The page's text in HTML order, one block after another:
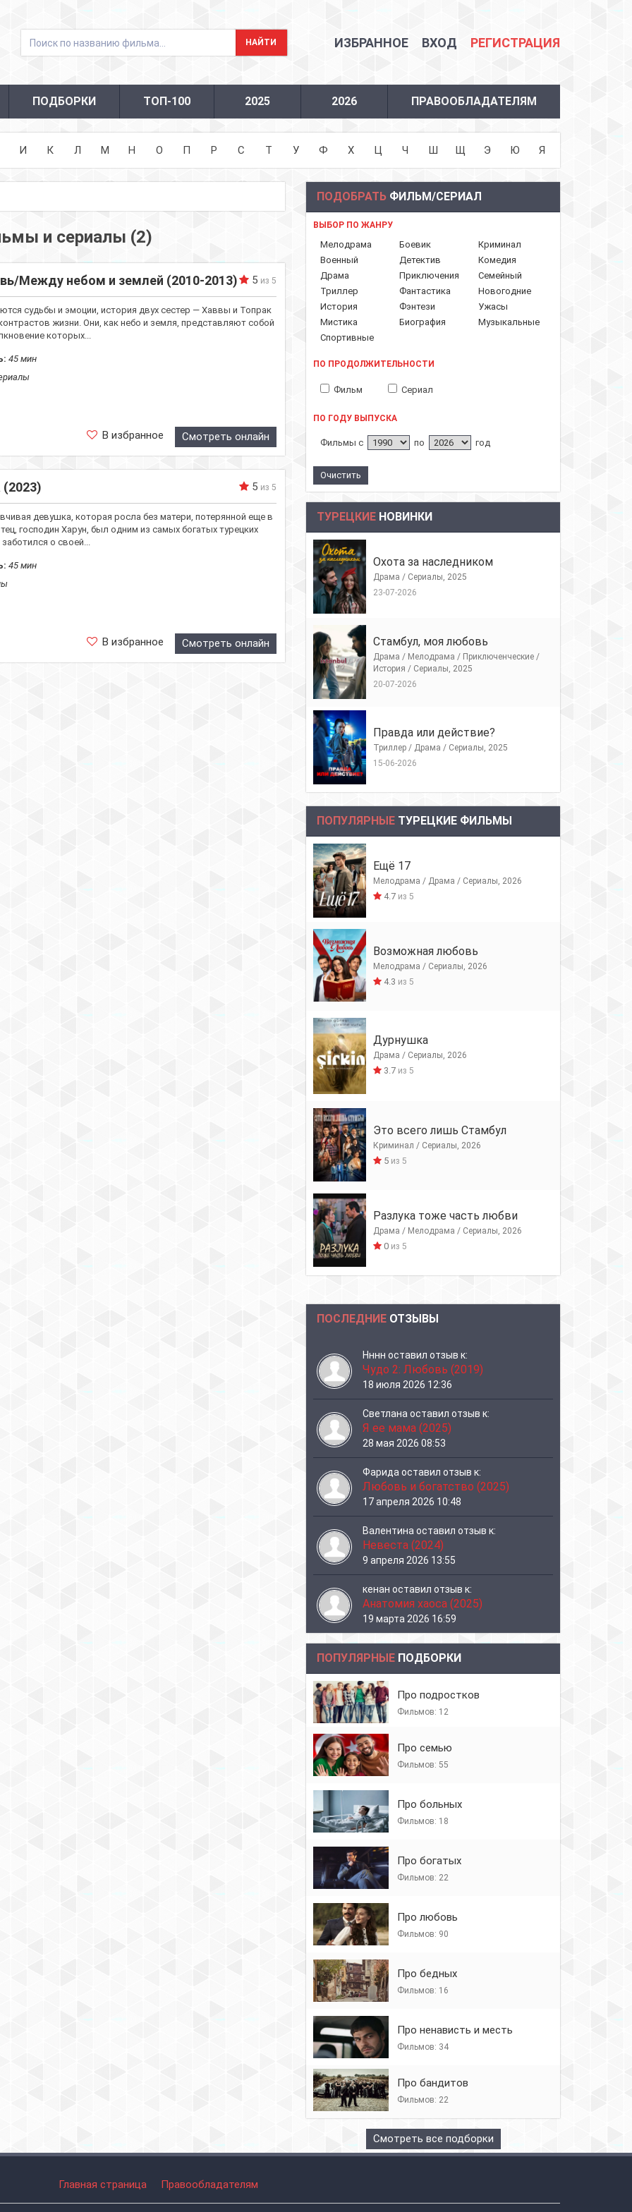
ИЗБРАННОЕ ВХОД РЕГИСТРАЦИЯ
ПОДБОРКИ ТОП-100 2025 2026 ПРАВООБЛАДАТЕЛЯМ
И К Л М Н О П Р С Т У Ф Х Ц Ч Ш Щ Э Ю Я
и сериалы (2)
Между небом и землей (2010-2013) 5 из 5
судьбы и эмоции, история двух сестер — Хаввы и Топрак
жизни. Они, как небо и земля, представляют собой
которых...
45 мин
В избранное Смотреть онлайн
5 из 5
девушка, которая росла без матери, потерянной еще в
господин Харун, был одним из самых богатых турецких
о своей...
45 мин
В избранное Смотреть онлайн
ПОДОБРАТЬ ФИЛЬМ/СЕРИАЛ
ВЫБОР ПО ЖАНРУ
Мелодрама Боевик
Криминал
Военный
Детектив
Комедия
Драма
Приключения
Семейный
Триллер
Фантастика
Новогодние
История
Фэнтези
Ужасы
Мистика
Биография
Музыкальные
Спортивные
ПО ПРОДОЛЖИТЕЛЬНОСТИ
Фильм Сериал
ПО ГОДУ ВЫПУСКА
Фильмы с по год
ТУРЕЦКИЕ НОВИНКИ
Охота за наследником
Драма / Сериалы, 2025
23-07-2026
Стамбул, моя любовь
Драма / Мелодрама / Приключенческие /
История / Сериалы, 2025
20-07-2026
Правда или действие?
Триллер / Драма / Сериалы, 2025
15-06-2026
ПОПУЛЯРНЫЕ ТУРЕЦКИЕ ФИЛЬМЫ
Ещё 17
Мелодрама / Драма / Сериалы, 2026
4.7из 5
Возможная любовь
Мелодрама / Сериалы, 2026
4.3 из 5
Дурнушка
Драма / Сериалы, 2026
3.7из 5
Это всего лишь Стамбул
Криминал / Сериалы, 2026
5из 5
Разлука тоже часть любви
Драма / Мелодрама / Сериалы, 2026
0из 5
ПОСЛЕДНИЕ ОТЗЫВЫ
Нннн оставил отзыв к:
Чудо 2: Любовь (2019)
18 июля 2026 12:36
Светлана оставил отзыв к:
Я ее мама (2025)
28 мая 2026 08:53
Фарида оставил отзыв к:
Любовь и богатство (2025)
17 апреля 2026 10:48
Валентина оставил отзыв к:
Невеста (2024)
9 апреля 2026 13:55
кенан оставил отзыв к:
Анатомия хаоса (2025)
19 марта 2026 16:59
ПОПУЛЯРНЫЕ ПОДБОРКИ
Про подростков
Фильмов: 12
Про семью
Фильмов: 55
Про больных
Фильмов: 18
Про богатых
Фильмов: 22
Про любовь
Фильмов: 90
Про бедных
Фильмов: 16
Про ненависть и месть
Фильмов: 34
Про бандитов
Фильмов: 22
Смотреть все подборки
Главная страница Правообладателям